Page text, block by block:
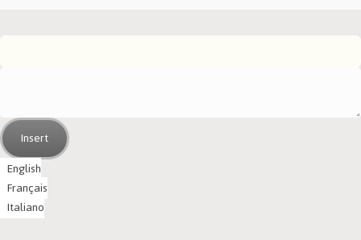
Insert
English
Français
Italiano